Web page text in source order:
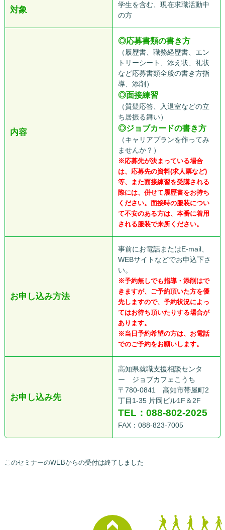
対象
学生を含む、現在求職活動中
の方
内容
◎応募書類の書き方
（履歴書、職務経歴書、エン
トリーシート、添え状、礼状
など応募書類全般の書き方指
導、添削）
◎面接練習
（質疑応答、入退室などの立
ち居振る舞い）
◎ジョブカードの書き方
（キャリアプランを作ってみ
ませんか？）
※応募先が決まっている場合
は、応募先の資料(求人票など)
等、また面接練習を受講される
際には、併せて履歴書をお持ち
ください。面接時の服装につい
て不安のある方は、本番に着用
される服装で来所ください。
お申し込み方法
事前にお電話またはE-mail、
WEBサイトなどでお申込下さ
い。
※予約無しでも指導・添削はで
きますが、ご予約頂いた方を優
先しますので、予約状況によっ
てはお待ち頂いたりする場合が
あります。
※当日予約希望の方は、お電話
でのご予約をお願いします。
お申し込み先
高知県就職支援相談センタ
ー ジョブカフェこうち
〒780-0841 高知市帯屋町2
丁目1-35 片岡ビル1F＆2F
TEL：088-802-2025
FAX：088-823-7005
このセミナーのWEBからの受付は終了しました